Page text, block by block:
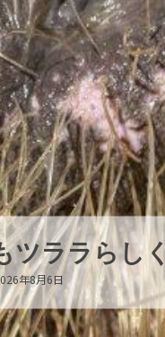
Birthday!!!
年8月6日